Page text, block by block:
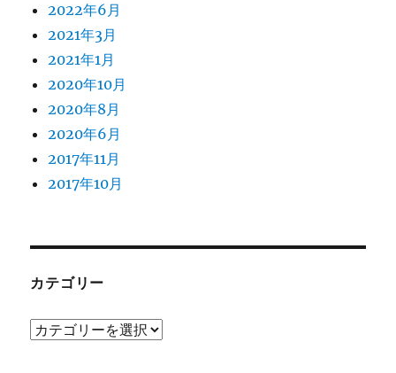
2022年6月
2021年3月
2021年1月
2020年10月
2020年8月
2020年6月
2017年11月
2017年10月
カテゴリー
カ